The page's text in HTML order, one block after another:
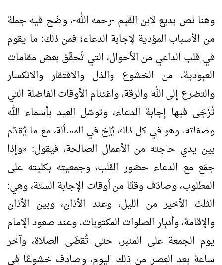
وهنا نص بديع لابن القيم -رحمه الله-، وضّح فيه جملة
من الأسباب المؤدية لإجابة الدعاء؛ فمن ذلك: ما يقوم
في قلب الداعي من الأحوال، التي تُحقّق بعض مقامات
العبودية، من الخشوع والذل والافتقار والانكسار
والتضرع إلى الله والرقة، واغتنام الأوقات الفاضلة التي
تُرْجَى فيها إجابة الدعاء، وتوسّل العبد بأسماء الله
وصفاته، وهو في كل ذلك يُلِحّ في المسألة، مع ما يُقدّم
بين يدي حاجته من الأعمال الصالحة، فيقول:
«وإذا
جمَع مع الدعاء حضور القلب، وجمعيته بكليته على
المطلوب، وصادَف وقتًا من أوقات الإجابة الستة، وهي:
الثلث الأخير من الليل، وعند الأذان، وبين الأذان
والإقامة، وأدبار الصلوات المكتوبات، وعند صعود الإمام
يوم الجمعة على المنبر، حتى تُقضَى الصلاة، وآخر
ساعة بعد العصر من ذلك اليوم، وصادف خشوعًا في